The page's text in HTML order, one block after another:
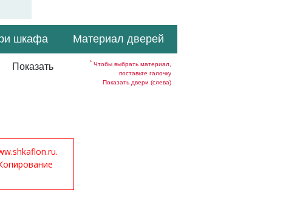
шкафа Материал дверей
Показать * Чтобы выбрать материал,
поставьте галочку
Показать двери (слева)